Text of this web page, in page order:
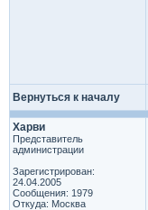
Вернуться к началу
Харви
Представитель
администрации
Зарегистрирован:
24.04.2005
Сообщения: 1979
Откуда: Москва